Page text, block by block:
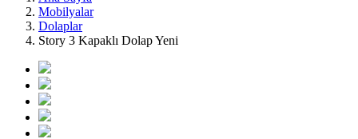
Mobilyalar
Dolaplar
Story 3 Kapaklı Dolap Yeni